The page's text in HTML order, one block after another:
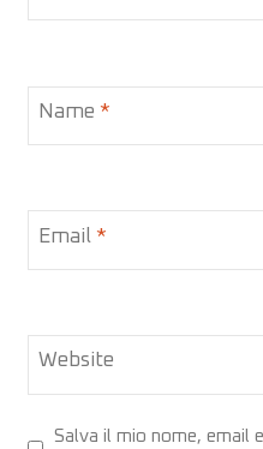
Name *
Email *
Website
Salva il mio nome, email